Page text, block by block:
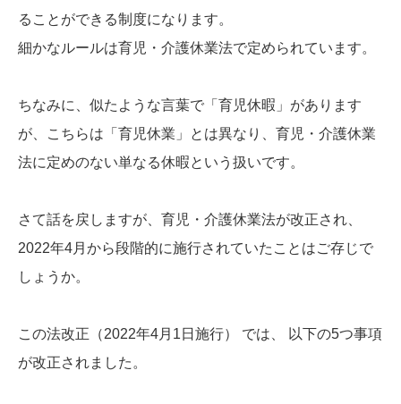
ることができる制度になります。
細かなルールは育児・介護休業法で定められています。
ちなみに、似たような言葉で「育児休暇」があります
が、こちらは「育児休業」とは異なり、育児・介護休業
法に定めのない単なる休暇という扱いです。
さて話を戻しますが、育児・介護休業法が改正され、
2022年4月から段階的に施行されていたことはご存じで
しょうか。
この法改正（2022年4月1日施行） では、 以下の5つ事項
が改正されました。